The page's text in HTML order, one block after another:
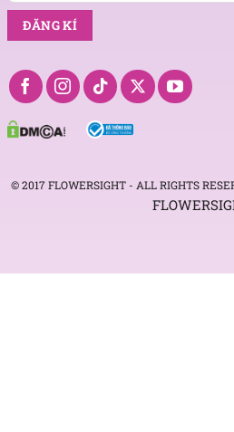
© 2017 FLOWERSIGHT - ALL RIGHTS